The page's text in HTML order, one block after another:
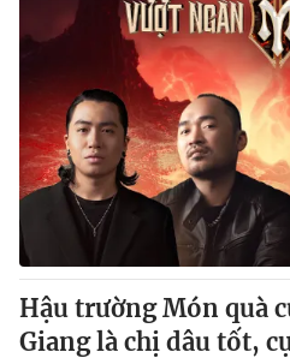
Hậu trường Món quà
Giang là chị dâu tốt,